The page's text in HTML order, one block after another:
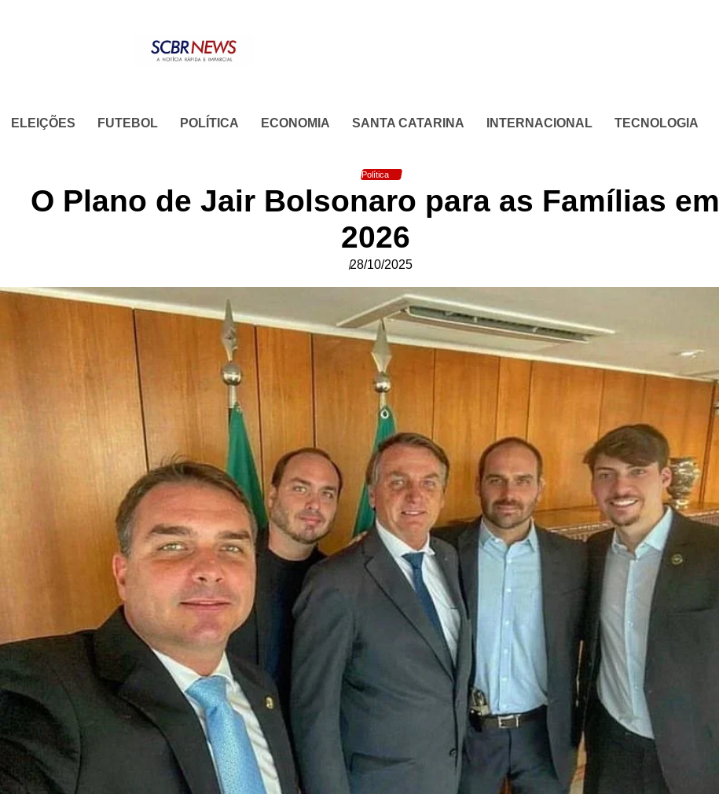
ELEIÇÕES FUTEBOL POLÍTICA ECONOMIA SANTA CATARINA INTERNACIONAL TECNOLOGIA
Política
O Plano de Jair Bolsonaro para as Famílias em
2026
28/10/2025